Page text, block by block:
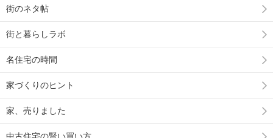
街のネタ帖
街と暮らしラボ
名住宅の時間
家づくりのヒント
家、売りました